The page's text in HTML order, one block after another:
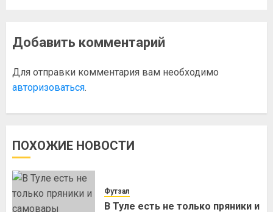
Добавить комментарий
Для отправки комментария вам необходимо
авторизоваться.
ПОХОЖИЕ НОВОСТИ
Футзал
В Туле есть не только пряники и